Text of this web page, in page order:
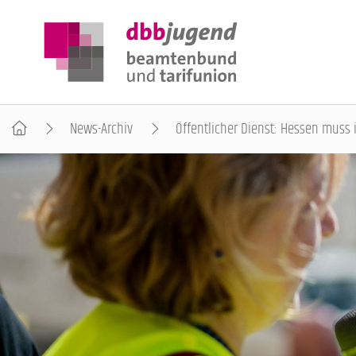
ÜBER DIE DBB JUGEND
POSITIONEN
AUSBILDUNGSINFORMATIONEN
INTERNATIONALES
News-Archiv Öffentlicher Dienst: Hessen